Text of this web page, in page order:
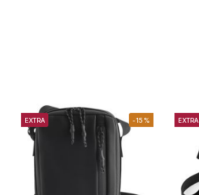
EXTRA -15% EXTRA